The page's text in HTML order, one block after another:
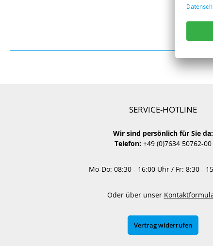
SERVICE-HOTLINE
Wir sind persönlich für Sie da:
Telefon: +49 (0)7634 50762-00
Mo-Do: 08:30 - 16:00 Uhr / Fr: 8:30 -
Oder über unser
Vertrag widerrufen